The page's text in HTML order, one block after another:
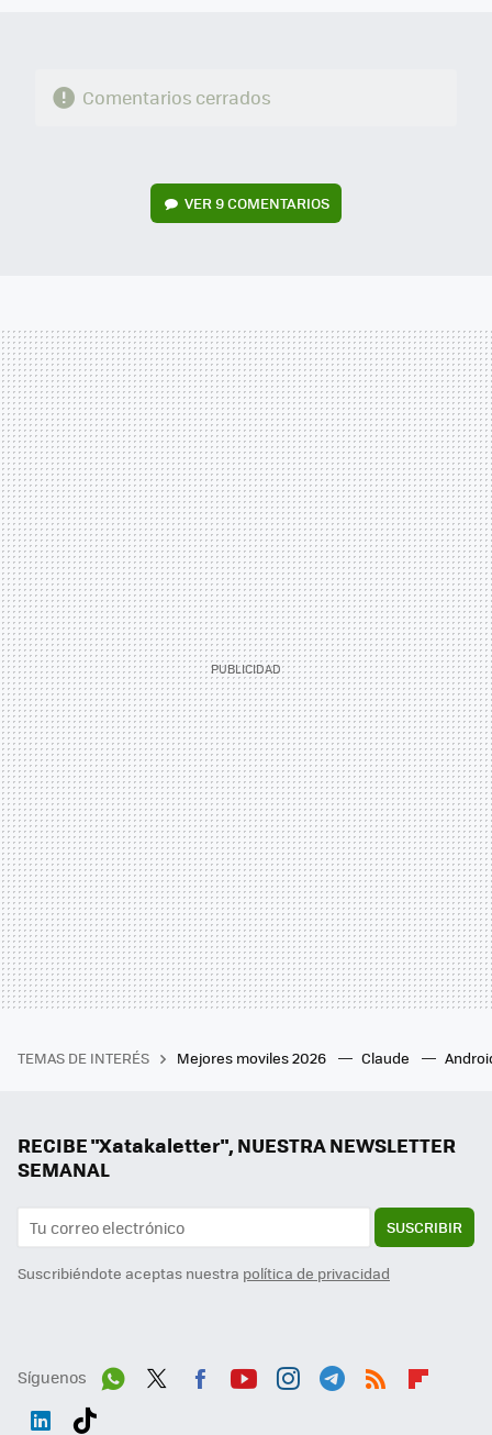
Comentarios cerrados
VER9 COMENTARIOS
TEMAS DE INTERÉS Mejores moviles 2026 Claude
RECIBE "Xatakaletter", NUESTRA NEWSLETTER
SEMANAL
SUSCRIBIR
Suscribiéndote aceptas nuestra política de privacidad
Síguenos